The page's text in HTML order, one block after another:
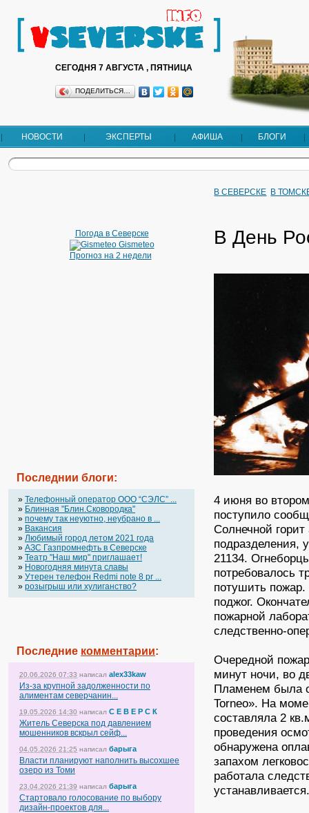
СЕГОДНЯ 7 АВГУСТА , ПЯТНИЦА
ПОДЕЛИТЬСЯ…
НОВОСТИ ЭКСПЕРТЫ АФИША БЛОГИ
Погода в Северске
Gismeteo
Прогноз на 2 недели
Последнии блоги:
» Телефонный оператор OOO “СЭЛС” ...
» Блинная "Блин.Сковородка"
» почему так неуютно, неубрано в ...
» Вакансия
» Любимый город летом 2021 года
» АЗС Газпромнефть в Северске
» Театр "Наш мир" приглашает!
» Новогодняя минута славы
» Утерен телефон Redmi note 8 pr ...
» розыгрыш или хулиганство?
Последние комментарии:
20.06.2026 07:33 написал alex33kaw
Из-за крупной задолженности по
алиментам северчанин...
19.05.2026 14:30 написал С Е В Е Р С К
Житель Северска под давлением
мошенников вскрыл сейф...
04.05.2026 21:25 написал барыга
Власти планируют наполнить высохшее
озеро из Томи
23.04.2026 21:39 написал барыга
Стартовало голосование по выбору
дизайн-проектов для...
В СЕВЕРСКЕ В
В День
4 июня во
поступило
Солнечной
подразделения,
21134.
потребовалось
потушить
поджог.
пожарной
следственно-
Очередной
минут ночи, во
Пламенем была
Torneo». На
составляла 2
проведения
обнаружена
запахом
работала